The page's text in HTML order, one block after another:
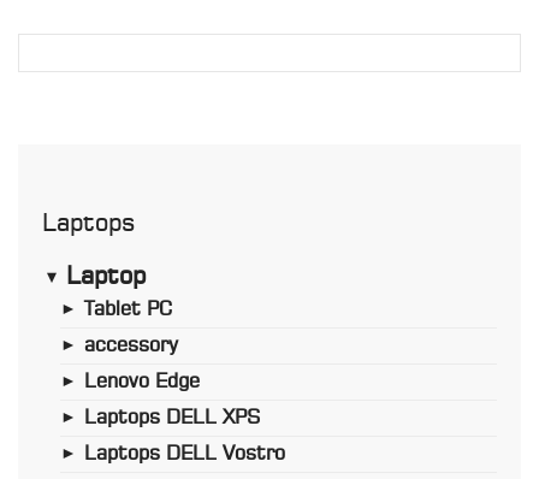
Laptops
► Laptop
► Tablet PC
► accessory
► Lenovo Edge
► Laptops DELL XPS
► Laptops DELL Vostro